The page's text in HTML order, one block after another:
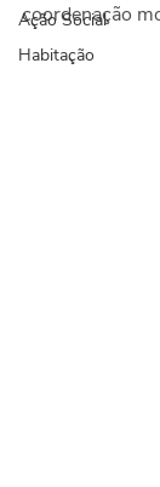
Ação Social
Habitação
coordenação